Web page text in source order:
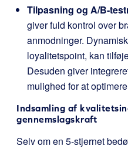
Tilpasning og A/B-
giver fuld kontrol over
anmodninger.
loyalitetspoint, kan
Desuden giver
mulighed for at
Indsamling af
gennemslagskraft
Selv om en 5-stjernet